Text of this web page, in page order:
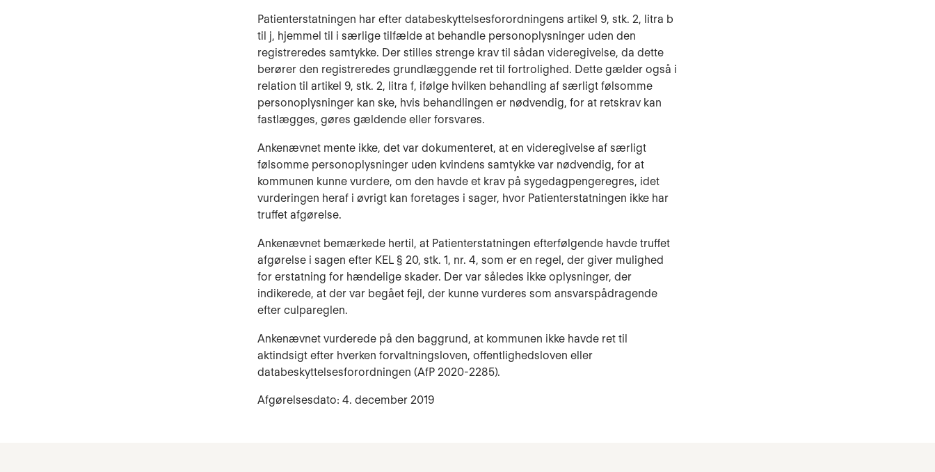
Patienterstatningen har efter databeskyttelsesforordningens artikel 9, stk. 2, litra b
til j, hjemmel til i særlige tilfælde at behandle personoplysninger uden den
registreredes samtykke. Der stilles strenge krav til sådan videregivelse, da dette
berører den registreredes grundlæggende ret til fortrolighed. Dette gælder også i
relation til artikel 9, stk. 2, litra f, ifølge hvilken behandling af særligt følsomme
personoplysninger kan ske, hvis behandlingen er nødvendig, for at retskrav kan
fastlægges, gøres gældende eller forsvares.
Ankenævnet mente ikke, det var dokumenteret, at en videregivelse af særligt
følsomme personoplysninger uden kvindens samtykke var nødvendig, for at
kommunen kunne vurdere, om den havde et krav på sygedagpengeregres, idet
vurderingen heraf i øvrigt kan foretages i sager, hvor Patienterstatningen ikke har
truffet afgørelse.
Ankenævnet bemærkede hertil, at Patienterstatningen efterfølgende havde truffet
afgørelse i sagen efter KEL § 20, stk. 1, nr. 4, som er en regel, der giver mulighed
for erstatning for hændelige skader. Der var således ikke oplysninger, der
indikerede, at der var begået fejl, der kunne vurderes som ansvarspådragende
efter culpareglen.
Ankenævnet vurderede på den baggrund, at kommunen ikke havde ret til
aktindsigt efter hverken forvaltningsloven, offentlighedsloven eller
databeskyttelsesforordningen (AfP 2020-2285).
Afgørelsesdato: 4. december 2019